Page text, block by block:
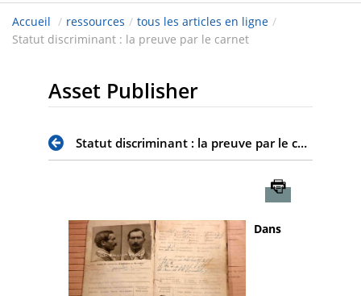
Accueil / ressources / tous les articles en ligne /
Statut discriminant : la preuve par le carnet
Asset Publisher
Statut discriminant : la preuve par le carnet
Dans